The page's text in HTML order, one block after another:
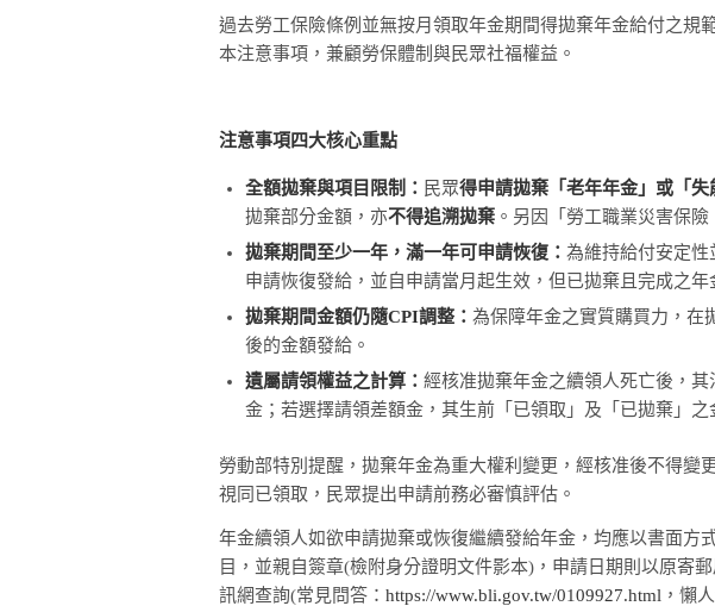
過去勞工保險條例並無按月領取年金期間得拋棄年金給付之
本注意事項，兼顧勞保體制與民眾社福權益。
注意事項四大核心重點
全額拋棄與項目限制： 民眾得申請拋棄「老年年金」或「失
拋棄部分金額，亦不得追溯拋棄 。另因「勞工職業災害保險
拋棄期間至少一年，滿一年可申請恢復：為維持給付安定性
申請恢復發給，並自申請當月起生效，但已拋棄且完成之年
拋棄期間金額仍隨CPI調整：為保障年金之實質購買力，在
後的金額發給。
遺屬請領權益之計算：經核准拋棄年金之續領人死亡後，
金；若選擇請領差額金，其生前「已領取」及「已拋棄」之
勞動部特別提醒，拋棄年金為重大權利變更，經核准後不得
視同已領取，民眾提出申請前務必審慎評估。
年金續領人如欲申請拋棄或恢復繼續發給年金，均應以書面
目，並親自簽章(檢附身分證明文件影本)，申請日期則以原寄
訊網查詢(常見問答：https://www.bli.gov.tw/0109927.html ，懶